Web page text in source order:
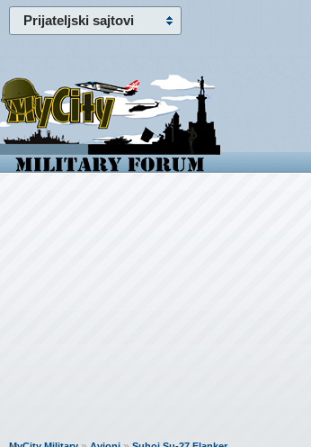
Prijateljski sajtovi